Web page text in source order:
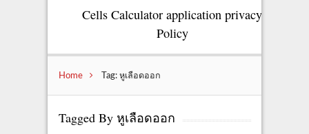
Cells Calculator application privacy
Policy
Home Tag: หูเลือดออก
Tagged By หูเลือดออก